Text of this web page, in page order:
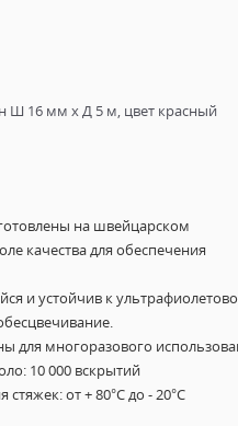
Ш 16 мм х Д 5 м, цвет красный
на швейцарском
качества для обеспечения
и устойчив к
для многоразового
10 000 вскрытий
от + 80°С до - 20°С